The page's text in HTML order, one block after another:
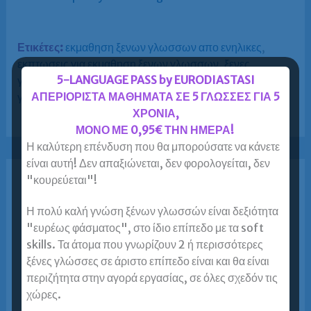
Ετικέτες: εκμαθηση ξενων γλωσσων απο ενηλικες
εκπτωσεις για εκμαθηση ξενων γλωσσων,ξενες
γλωσσες για ενηλικες,ξενες γλωσσες εκπτωσεις,
γλωσσες προσφορες
Σχετικά Θέματα
Επιπλέον έκπτωση 5% για φοιτητές!
Η Ευρωδιάσταση στηρίζει όλους τους φοιτητές
προσφέροντας επιπλέον έκπτωση 5% επί των
5-LANGUAGE PASS by EURODIASTASI
ΑΠΕΡΙΟΡΙΣΤΑ ΜΑΘΗΜΑΤΑ ΣΕ 5 ΓΛΩΣΣΕΣ ΓΙΑ 5
ΧΡΟΝΙΑ,
ΜΟΝΟ ΜΕ 0,95€ ΤΗΝ ΗΜΕΡΑ!
Η καλύτερη επένδυση που θα μπορούσατε να κάνετε
είναι αυτή! Δεν απαξιώνεται, δεν φορολογείται, δεν
"κουρεύεται"!
Η πολύ καλή γνώση ξένων γλωσσών είναι δεξιότητα
"ευρέως φάσματος", στο ίδιο επίπεδο με τα soft
skills. Τα άτομα που γνωρίζουν 2 ή περισσότερες
ξένες γλώσσες σε άριστο επίπεδο είναι και θα είναι
περιζήτητα στην αγορά εργασίας, σε όλες σχεδόν τις
χώρες.